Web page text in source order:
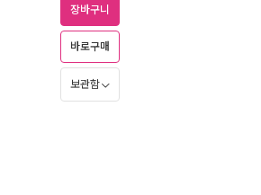
장바구니
바로구매
보관함